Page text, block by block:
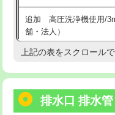
給水管工事※（土の掘削
業)
給水管工事※（塩ビ管（
用/3ｍまで)
用（追加）/3ｍ超え)
追加 高圧洗浄機使用/
舗・法人）
高度高圧洗浄換
トーラー機使用/3mまで
上記の表をスクロール
排水口 排水管